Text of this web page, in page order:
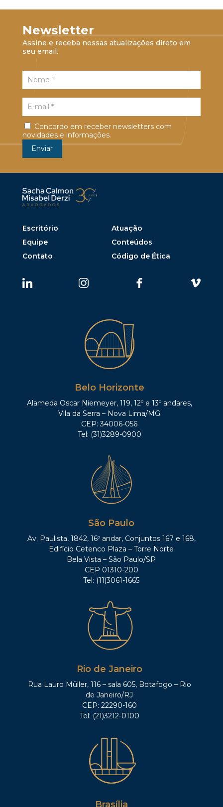
Newsletter
Assine e receba nossas atualizações direto em
seu email.
Concordo em receber newsletters com
novidades e informações.
Escritório
Atuação
Equipe
Conteúdos
Contato
Código de Ética
Belo Horizonte
Alameda Oscar Niemeyer, 119, 12º e 13º andares,
Vila da Serra – Nova Lima/MG
CEP: 34006-056
Tel: (31)3289-0900
São Paulo
Av. Paulista, 1842, 16º andar, Conjuntos 167 e 168,
Edifício Cetenco Plaza – Torre Norte
Bela Vista – São Paulo/SP
CEP 01310-200
Tel: (11)3061-1665
Rio de Janeiro
Rua Lauro Müller, 116 – sala 605, Botafogo – Rio
de Janeiro/RJ
CEP: 22290-160
Tel: (21)3212-0100
Brasília